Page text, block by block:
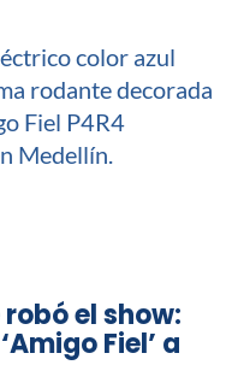
el show:
Fiel’ a